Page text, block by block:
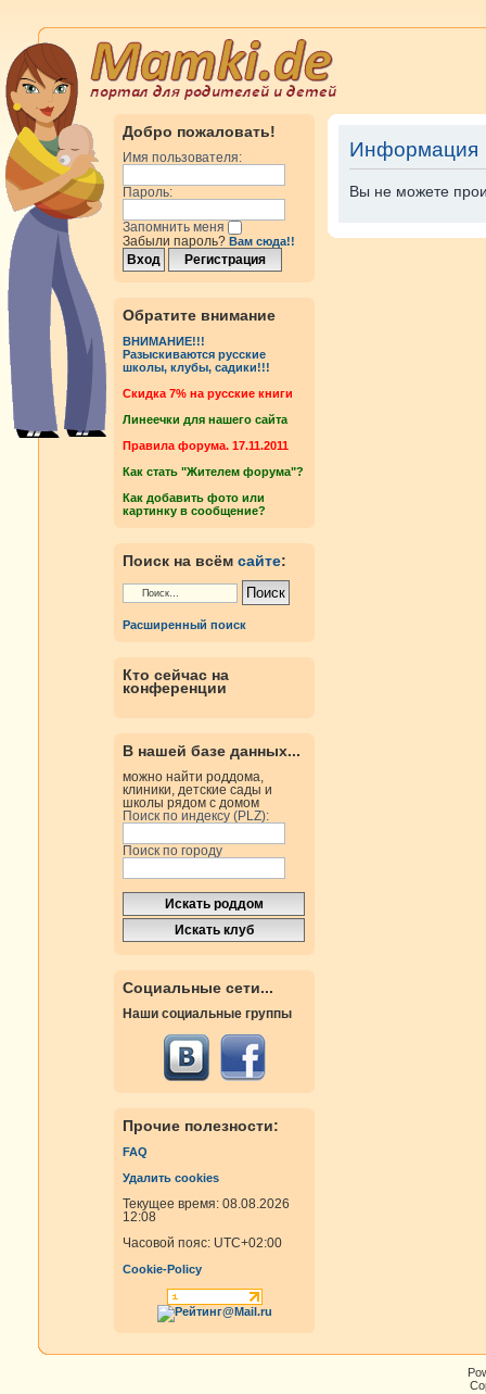
Добро пожаловать!
Имя пользователя:
Пароль:
Запомнить меня
Забыли пароль? Вам сюда!!
Обратите внимание
ВНИМАНИЕ!!!
Разыскиваются русские
школы, клубы, садики!!!
Cкидка 7% на русские книги
Линеечки для нашего сайта
Правила форума. 17.11.2011
Как стать "Жителем форума"?
Как добавить фото или
картинку в сообщение?
Поиск на всём сайте:
Расширенный поиск
Кто сейчас на
конференции
В нашей базе данных...
можно найти роддома,
клиники, детские сады и
школы рядом с домом
Поиск по индексу (PLZ):
Поиск по городу
Социальные сети...
Наши социальные группы
Прочие полезности:
FAQ
Удалить cookies
Текущее время: 08.08.2026
12:08
Часовой пояс: UTC+02:00
Cookie-Policy
Информация
Вы не можете